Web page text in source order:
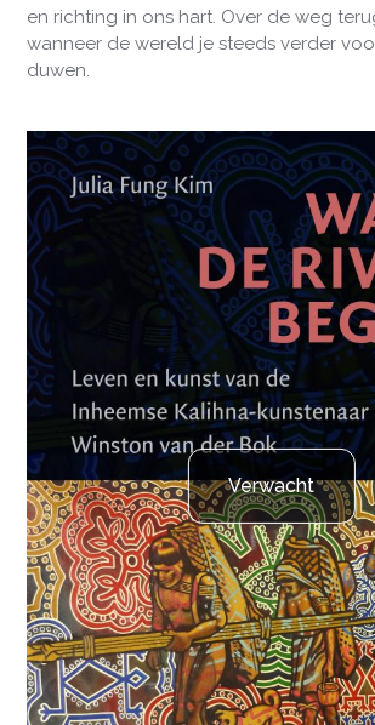
en richting in ons hart. Over de weg
wanneer de wereld je steeds verder
duwen.
Verwacht